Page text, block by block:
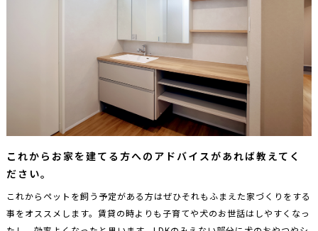
これからお家を建てる方へのアドバイスがあれば教えてく
ださい。
これからペットを飼う予定がある方はぜひそれもふまえた家づくりをする
事をオススメします。賃貸の時よりも子育てや犬のお世話はしやすくなっ